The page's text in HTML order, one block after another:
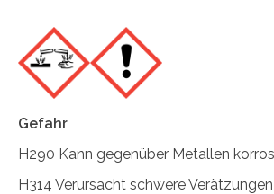
Gefahr
H290 Kann gegenüber Metallen
H314 Verursacht schwere